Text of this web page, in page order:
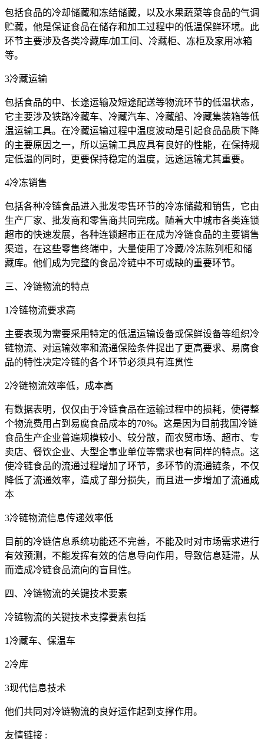
包括食品的冷却储藏和冻结储藏，以及水果蔬菜等食品的气调
贮藏，他是保证食品在储存和加工过程中的低温保鲜环境。此
环节主要涉及各类冷藏库/加工间、冷藏柜、冻柜及家用冰箱
等。
3冷藏运输
包括食品的中、长途运输及短途配送等物流环节的低温状态，
它主要涉及铁路冷藏车、冷藏汽车、冷藏船、冷藏集装箱等低
温运输工具。在冷藏运输过程中温度波动是引起食品品质下降
的主要原因之一，所以运输工具应具有良好的性能，在保持规
定低温的同时，更要保持稳定的温度，远途运输尤其重要。
4冷冻销售
包括各种冷链食品进入批发零售环节的冷冻储藏和销售，它由
生产厂家、批发商和零售商共同完成。随着大中城市各类连锁
超市的快速发展，各种连锁超市正在成为冷链食品的主要销售
渠道，在这些零售终端中，大量使用了冷藏/冷冻陈列柜和储
藏库。他们成为完整的食品冷链中不可或缺的重要环节。
三、冷链物流的特点
1冷链物流要求高
主要表现为需要采用特定的低温运输设备或保鲜设备等组织冷
链物流、对运输效率和流通保险条件提出了更高要求、易腐食
品的特性决定冷链的各个环节必须具有连贯性
2冷链物流效率低，成本高
有数据表明，仅仅由于冷链食品在运输过程中的损耗，使得整
个物流费用占到易腐食品成本的70%。这是因为目前我国冷链
食品生产企业普遍规模较小、较分散，而农贸市场、超市、专
卖店、餐饮企业、大型企事业单位等需求也有同样的特点。这
使冷链食品的流通过程增加了环节，多环节的流通链条，不仅
降低了流通效率，造成了部分损失，而且进一步增加了流通成
本
3冷链物流信息传递效率低
目前的冷链信息系统功能还不完善，不能及时对市场需求进行
有效预测，不能发挥有效的信息导向作用，导致信息延滞，从
而造成冷链食品流向的盲目性。
四、冷链物流的关键技术要素
冷链物流的关键技术支撑要素包括
1冷藏车、保温车
2冷库
3现代信息技术
他们共同对冷链物流的良好运作起到支撑作用。
友情链接 :